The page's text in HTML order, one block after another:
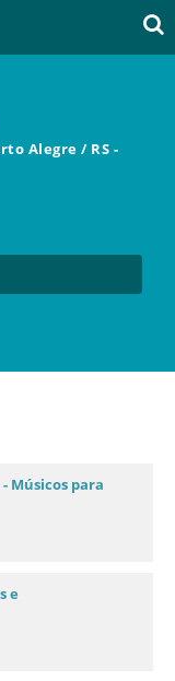
Alegre / RS -
Músicos para
e